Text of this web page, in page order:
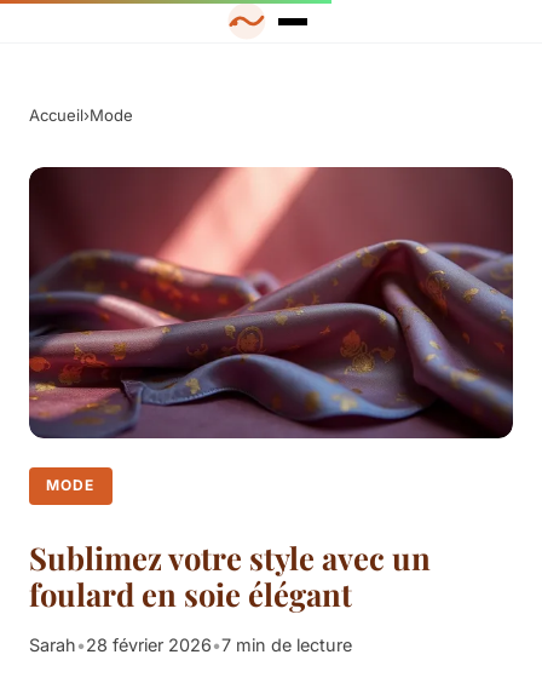
Accueil›Mode
MODE
Sublimez votre style avec un
foulard en soie élégant
Sarah•28 février 2026•7 min de lecture